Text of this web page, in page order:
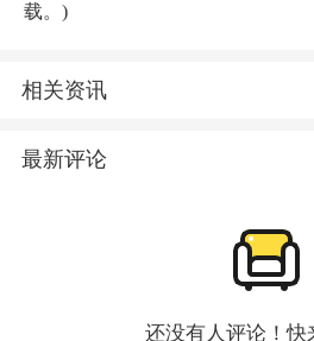
载。)
相关资讯
最新评论
还没有人评论！快